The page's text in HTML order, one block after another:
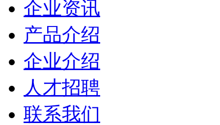
企业资讯
产品介绍
企业介绍
人才招聘
联系我们